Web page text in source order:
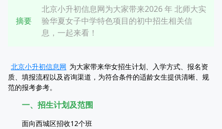
摘要
北京小升初信息网为大家带来2026 年 北师大实
验华夏女子中学特色项目的初中招生相关信
息，一起来看！
北京小升初信息网 为大家带来华女招生计划、入学方式、报名资
质、填报流程以及咨询渠道，为符合条件的适龄女生提供清晰、规
范的报考参考。
一、招生计划及范围
面向西城区招收12个班